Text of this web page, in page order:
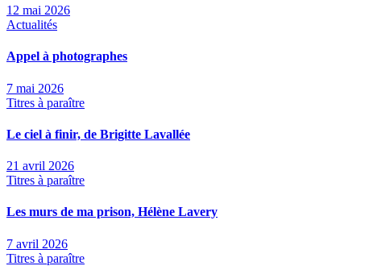
12 mai 2026
Actualités
Appel à photographes
7 mai 2026
Titres à paraître
Le ciel à finir, de Brigitte Lavallée
21 avril 2026
Titres à paraître
Les murs de ma prison, Hélène Lavery
7 avril 2026
Titres à paraître